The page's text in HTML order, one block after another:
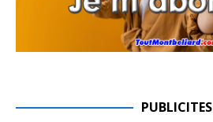
PUBLICITES